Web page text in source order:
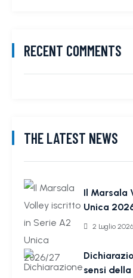
RECENT COMMENTS
THE LATEST NEWS
Il Marsala
Unica
2 Luglio 2026
sensi della